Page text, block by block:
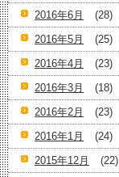
2016年6月
(28)
2016年5月
(25)
2016年4月
(23)
2016年3月
(18)
2016年2月
(23)
2016年1月
(24)
2015年12月
(22)